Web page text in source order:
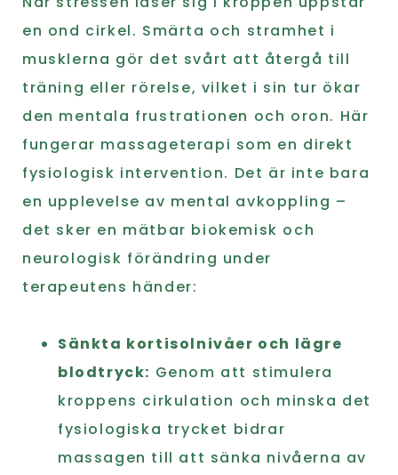
en ond cirkel. Smärta och stramhet i
musklerna gör det svårt att återgå till
träning eller rörelse, vilket i sin tur ökar
den mentala frustrationen och oron. Här
fungerar massageterapi som en direkt
fysiologisk intervention. Det är inte bara
en upplevelse av mental avkoppling –
det sker en mätbar biokemisk och
neurologisk förändring under
terapeutens händer:
Sänkta kortisolnivåer och lägre
blodtryck: Genom att stimulera
kroppens cirkulation och minska det
fysiologiska trycket bidrar
massagen till att sänka nivåerna av